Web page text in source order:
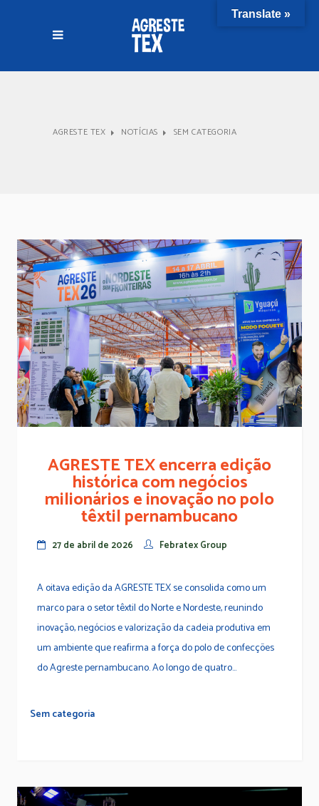
AGRESTE TEX NOTÍCIAS SEM CATEGORIA
AGRESTE TEX encerra edição
histórica com negócios
milionários e inovação no polo
têxtil pernambucano
27 de abril de 2026 Febratex Group
A oitava edição da AGRESTE TEX se consolida como um
marco para o setor têxtil do Norte e Nordeste, reunindo
inovação, negócios e valorização da cadeia produtiva em
um ambiente que reafirma a força do polo de confecções
do Agreste pernambucano. Ao longo de quatro...
Sem categoria
Translate »